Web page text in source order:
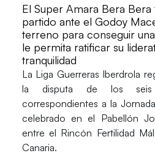
El Super Amara Bera
partido ante el Godoy
terreno para conseguir
le permita ratificar su
tranquilidad
La Liga Guerreras Iberdrola
la disputa de los seis
correspondientes a la
celebrado en el Pabellón
entre el Rincón Fertilidad
Canaria.